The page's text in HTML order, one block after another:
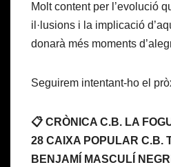
Molt content per l’evolució
il·lusions i la implicació
donarà més moments
Seguirem intentant-ho el
📋 CRÒNICA C.B. LA
28 CAIXA POPULAR C.B.
BENJAMÍ MASCULÍ